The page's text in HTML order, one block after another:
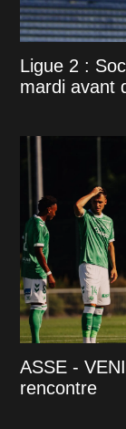
Ligue 2 :
mardi avant
ASSE -
rencontre